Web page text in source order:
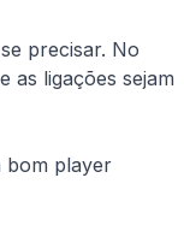
precisar. No
as ligações sejam
bom player